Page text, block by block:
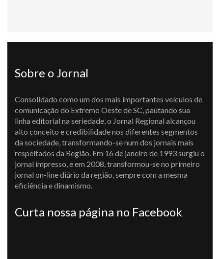
Sobre o Jornal
Consolidado como um dos mais importantes veículos de
comunicação do Extremo Oeste de SC, pautando sua
linha editorial na seriedade, o Jornal Regional alcançou
alto conceito e credibilidade nos diferentes segmentos
da sociedade, transformando-se num dos jornais mais
respeitados da Região. Em 16 de janeiro de 1993 surgiu o
jornal impresso, e em 2008, transformou-se no primeiro
jornal on-line diário da região, sempre com a mesma
eficiência e dinamismo.
Curta nossa página no Facebook